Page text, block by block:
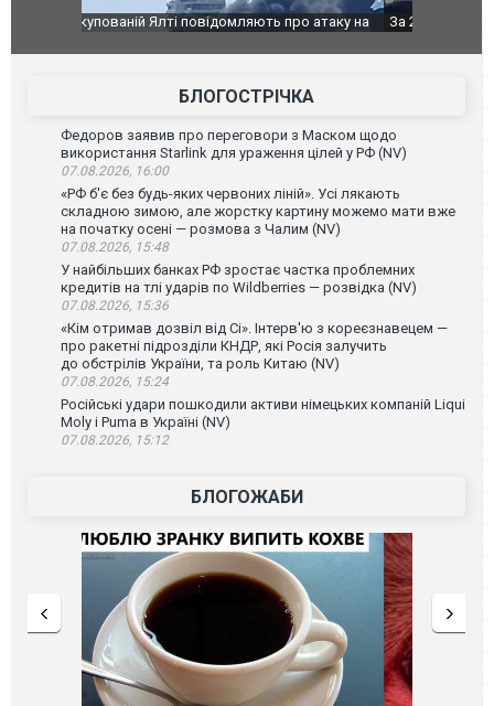
За 2000 кілометрів від кордону з Україною: в
склад Wildberries. ФОТО. ВІДЕО
В
БЛОГОСТРІЧКА
Федоров заявив про переговори з Маском щодо
використання Starlink для ураження цілей у РФ (NV)
07.08.2026, 16:00
«РФ б'є без будь-яких червоних ліній». Усі лякають
складною зимою, але жорстку картину можемо мати вже
на початку осені — розмова з Чалим (NV)
07.08.2026, 15:48
У найбільших банках РФ зростає частка проблемних
кредитів на тлі ударів по Wildberries — розвідка (NV)
07.08.2026, 15:36
«Кім отримав дозвіл від Сі». Інтерв'ю з кореєзнавецем —
про ракетні підрозділи КНДР, які Росія залучить
до обстрілів України, та роль Китаю (NV)
07.08.2026, 15:24
Російські удари пошкодили активи німецьких компаній Liqui
Moly і Puma в Україні (NV)
07.08.2026, 15:12
БЛОГОЖАБИ